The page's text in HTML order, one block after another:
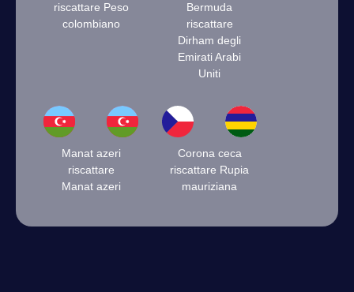
riscattare Peso
colombiano
Bermuda
riscattare
Dirham degli
Emirati Arabi
Uniti
Manat azeri
riscattare
Manat azeri
Corona ceca
riscattare Rupia
mauriziana